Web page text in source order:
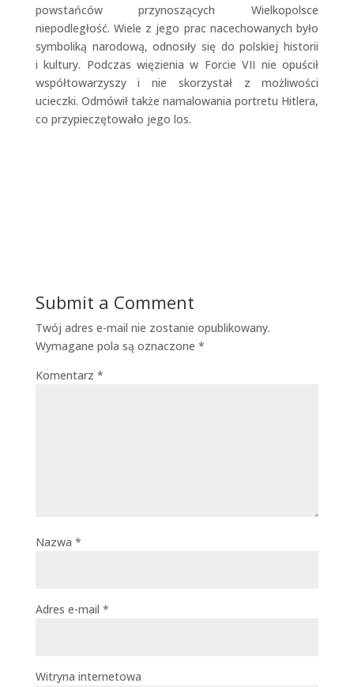
powstańców przynoszących Wielkopolsce
niepodległość. Wiele z jego prac nacechowanych było
symboliką narodową, odnosiły się do polskiej historii
i kultury. Podczas więzienia w Forcie VII nie opuścił
współtowarzyszy i nie skorzystał z możliwości
ucieczki. Odmówił także namalowania portretu Hitlera,
co przypieczętowało jego los.
Submit a Comment
Twój adres e-mail nie zostanie opublikowany.
Wymagane pola są oznaczone *
Komentarz *
Nazwa *
Adres e-mail *
Witryna internetowa